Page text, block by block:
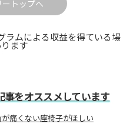
ートップへ
ラムによる収益を得ている場
ます
をオススメしています
痛くない座椅子がほしい